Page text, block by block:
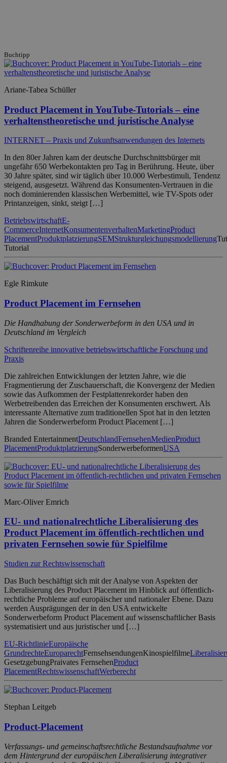
Buchtipp
Ariane-Tabea Schüller
Product Placement in YouTube-Tutorials – eine
verhaltenstheoretische und juristische Analyse
INTERNET – Praxis und Zukunftsanwendungen des Internets
In den 80er Jahren kam der deutsche Durchschnittsbürger mit
ungefähr 650 Werbekontakten pro Tag in Berührung. Heute, über
30 Jahre später, sind wir täglich über 10.000 Werbestimuli, Tendenz
steigend, ausgesetzt. Während das Konsumenten-Vertrauen in die
noch dominierenden klassischen Werbemittel, wie TV-Spots oder
Printanzeigen, sinkt, steigt […]
BetriebswirtschaftE-
CommerceInternetKonsumentenverhaltenMarketingProduct
PlacementProduktplatzierungSEMStrukturgleichungsmodellierung
Tutorial
Egle Rimkute
Product Placement im Fernsehen
Die Handhabung der Sonderwerbeform in den USA und in
Deutschland im Vergleich
Schriftenreihe innovative betriebswirtschaftliche Forschung und
Praxis
Die zahlreichen Entwicklungen der letzten Jahre, wie die
Fragmentierung der Zuschauerschaft, die Konvergenz der Medien
sowie das Aufkommen der Festplattenrekorder haben den
Werbetreibenden das Erreichen der Konsumenten erschwert. Als
interessante Alternative zum traditionellen Spot hat in den letzten
Jahren die Sonderwerbeform Product Placement […]
Branded EntertainmentDeutschlandFernsehenMedienProduct
PlacementProduktplatzierungSonderwerbeformenUSA
Marc-Oliver Emrich
EU- und nationalrechtliche Liberalisierung des
Product Placement im öffentlich-rechtlichen und
privaten Fernsehen sowie für Spielfilme
Studien zur Rechtswissenschaft
Das Buch beschäftigt sich mit der Analyse von Aspekten der
Liberalisierung des Product Placement im Hinblick auf öffentlich-
rechtliche Probleme auf europäischer und nationaler Ebene. Dazu
werden Ausprägungen der in den USA entwickelte
Sonderwerbeform Product Placement auf wissenschaftlicher Basis
systematisiert und aus juristischer und […]
EU-RichtlinieEuropäische
GrundrechteEuroparechtFernsehsendungenKinospielfilme
GesetzgebungPraivates FernsehenProduct
PlacementRechtswissenschaftWerberecht
Stephan Leitgeb
Product-Placement
Verfassungs- und gemeinschaftsrechtliche Bestandsaufnahme vor
dem Hintergrund der europäischen Liberalisierung integrativer